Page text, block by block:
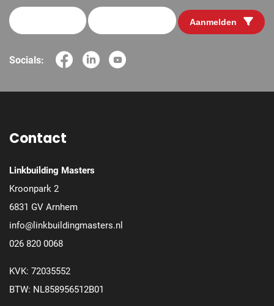
Aanmelden
Socials:
Contact
Linkbuilding Masters
Kroonpark 2
6831 GV Arnhem
info@linkbuildingmasters.nl
026 820 0068
KVK: 72035552
BTW: NL858956512B01